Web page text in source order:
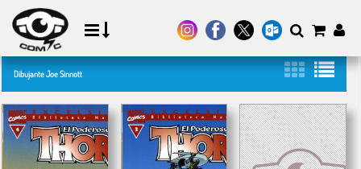
Dibujante Joe Sinnott